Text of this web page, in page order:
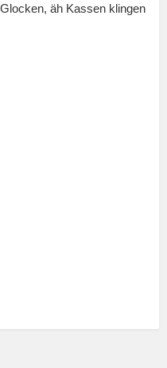
äh Kassen klingen